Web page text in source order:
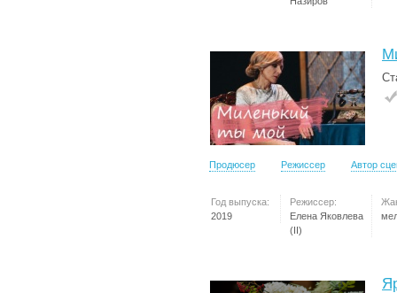
Продюсер Режиссер Автор
Год выпуска:
2019
Режиссер:
Елена Яковлева
(II)